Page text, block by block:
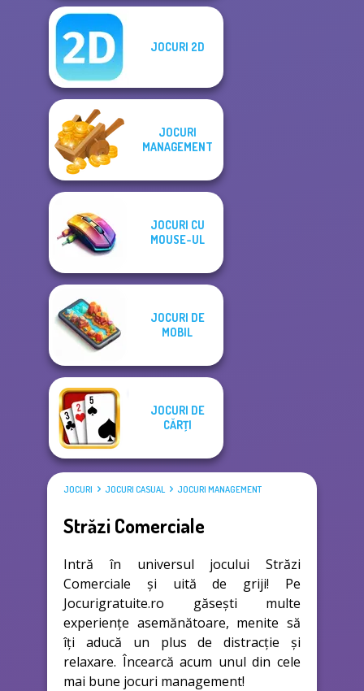
JOCURI 2D
JOCURI
MANAGEMENT
JOCURI CU
MOUSE-UL
JOCURI DE
MOBIL
JOCURI DE
CĂRŢI
JOCURI JOCURI CASUAL JOCURI MANAGEMENT
Străzi Comerciale
Intră în universul jocului Străzi
Comerciale și uită de griji! Pe
Jocurigratuite.ro găsești multe
experiențe asemănătoare, menite să
îți aducă un plus de distracție și
relaxare. Încearcă acum unul din cele
mai bune jocuri management!